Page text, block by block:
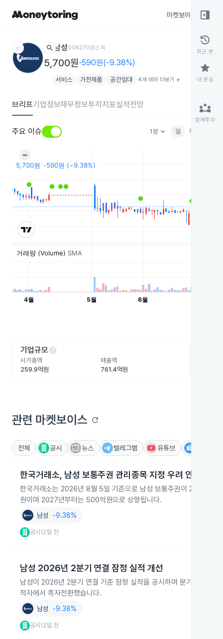
마켓보이스
star search 남성004270코스피
5,700원-590원(-9.38%)
서비스 가전제품 공간임대 4개 테마 더보기 add
브리프기업정보재무정보투자지표실적전망
주요 이슈 1분keyboard_arrow_down 일 주
기업규모help
시가총액
259.9억원
매출액
761.4억원
관련 마켓보이스 refresh
전체 공시 뉴스 텔레그램 유튜브
한국거래소, 남성 보통주권 관리종목 지정 우려 안내
한국거래소는 2026년 8월 5일 기준으로 남성 보통주권이 25거래일
원이며 2027년부터는 500억원으로 상향됩니다.
남성 -9.38%
공시 2일 전
남성 2026년 2분기 연결 잠정 실적 개선
남성이 2026년 2분기 연결 기준 잠정 실적을 공시하며 분기 매출과
적자에서 흑자전환했습니다.
남성 -9.38%
공시 3일 전
right_panel_open
history
최근 본
star
내 관심
partner_exchange
함께투자